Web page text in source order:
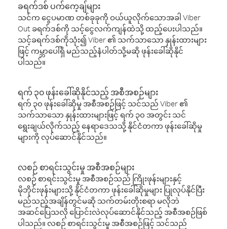
ခရက်ဒစ် ပက်ကေ့ချ်များ
သင်က ငွေပမာဏ တစ်ခုခုကို ဝယ်ယူလိုက်သောအခါ Viber
Out ခရက်ဒစ်ကို သင့်ငွေလက်ကျန်ထဲသို့ ထည့်ပေးပါသည်။
သင့်ခရက်ဒစ်ကိုသုံး၍ Viber ၏ သက်သာသော နှုန်းထားများ
ဖြင့် ကမ္ဘာပေါ်ရှိ မည်သည့်နံပါတ်သို့မဆို ဖုန်းခေါ်ဆိုနိုင်
ပါသည်။
ရက် ၃၀ ဖုန်းခေါ်ဆိုနိုင်သည့် အစီအစဉ်များ
ရက် ၃၀ ဖုန်းခေါ်ဆိုမှု အစီအစဉ်ဖြင့် သင်သည် Viber ၏
သက်သာသော နှုန်းထားများဖြင့် ရက် ၃၀ အတွင်း သင်
ရွေးချယ်လိုက်သည့် နေရာဒေသသို့ နိုင်ငံတကာ ဖုန်းခေါ်ဆိုမှု
များကို လုပ်ဆောင်နိုင်သည်။
လစဉ် စာရင်းသွင်းမှု အစီအစဉ်များ
လစဉ် စာရင်းသွင်းမှု အစီအစဉ်သည် ကြိုးဖုန်းများနှင့်
မိုဘိုင်းဖုန်းများသို့ နိုင်ငံတကာ ဖုန်းခေါ်ဆိုမှုများ ပြုလုပ်နိုင်ပြီး
မည်သည့်အချိန်တွင်မဆို သက်တမ်းတိုးစရာ မလိုဘဲ
အဆင်ပြေသလို ပြောင်းလဲလုပ်ဆောင်နိုင်သည့် အစီအစဉ်ဖြစ်
ပါသည်။ လစဉ် စာရင်းသွင်းမှု အစီအစဉ်ဖြင့် သင်သည်